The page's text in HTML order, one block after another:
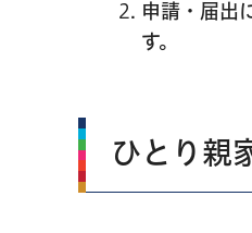
申請・届出
す。
ひとり親